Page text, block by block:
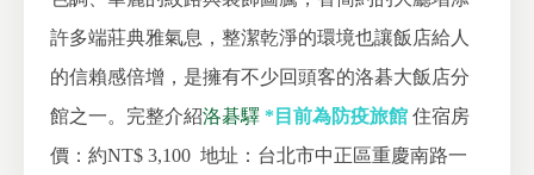
許多端莊典雅氣息，整潔乾淨的環境也讓飯店給人
的信賴感倍增，是擁有不少回頭客的洛碁大飯店分
館之一。完整介紹洛碁驛 *目前為防疫旅館 住宿房
價：約NT$ 3,100 地址：台北市中正區重慶南路一